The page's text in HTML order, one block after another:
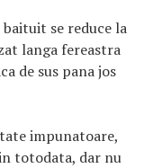
se reduce la
langa fereastra
de sus pana jos
impunatoare,
totodata, dar nu